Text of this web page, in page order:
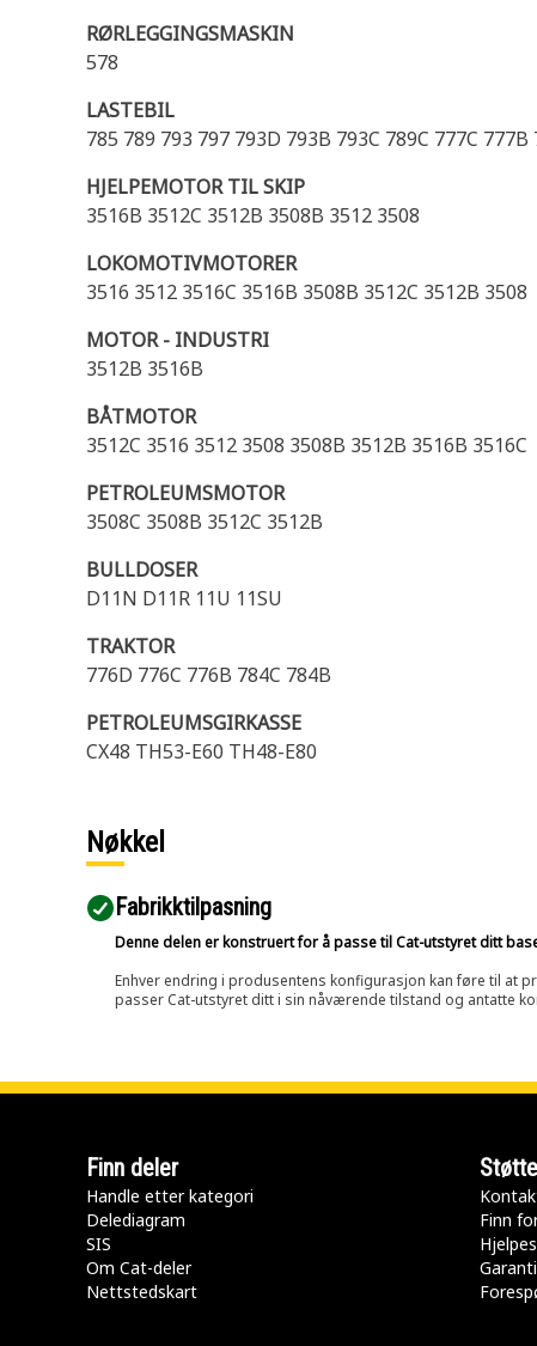
RØRLEGGINGSMASKIN
578
LASTEBIL
785 789 793 797 793D 793B 793C 789C 777C
HJELPEMOTOR TIL SKIP
3516B 3512C 3512B 3508B 3512 3508
LOKOMOTIVMOTORER
3516 3512 3516C 3516B 3508B 3512C 3512B 3508
MOTOR - INDUSTRI
3512B 3516B
BÅTMOTOR
3512C 3516 3512 3508 3508B 3512B 3516B 3516C
PETROLEUMSMOTOR
3508C 3508B 3512C 3512B
BULLDOSER
D11N D11R 11U 11SU
TRAKTOR
776D 776C 776B 784C 784B
PETROLEUMSGIRKASSE
CX48 TH53-E60 TH48-E80
Nøkkel
Fabrikktilpasning
Denne delen er konstruert for å passe til Cat-utstyret ditt
Enhver endring i produsentens konfigurasjon kan føre til at
passer Cat-utstyret ditt i sin nåværende tilstand og antatte
Finn deler
Handle etter kategori
Delediagram
SIS
Om Cat-deler
Nettstedskart
Støtte
Finn